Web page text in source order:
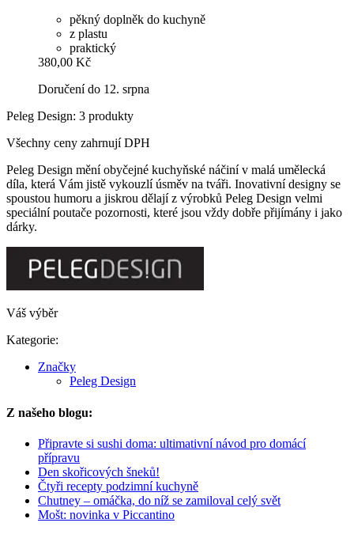
pěkný doplněk do kuchyně
z plastu
praktický
380,00 Kč
Doručení do 12. srpna
Peleg Design: 3 produkty
Všechny ceny zahrnují DPH
Peleg Design mění obyčejné kuchyňské náčiní v malá umělecká
díla, která Vám jistě vykouzlí úsměv na tváři. Inovativní designy se
spoustou humoru a jiskrou dělají z výrobků Peleg Design velmi
speciální poutače pozornosti, které jsou vždy dobře přijímány i jako
dárky.
Váš výběr
Kategorie:
Značky
Peleg Design
Z našeho blogu:
Připravte si sushi doma: ultimativní návod pro domácí
přípravu
Den skořicových šneků!
Čtyři recepty podzimní kuchyně
Chutney – omáčka, do níž se zamiloval celý svět
Mošt: novinka v Piccantino